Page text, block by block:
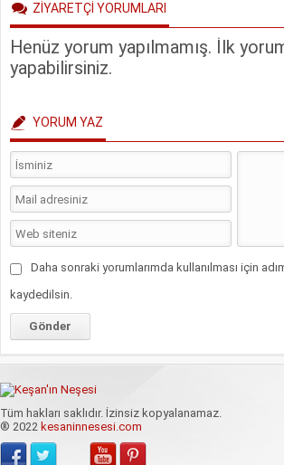
ZİYARETÇİ YORUMLARI
Henüz yorum yapılmamış. İlk
yapabilirsiniz.
YORUM YAZ
Daha sonraki yorumlarımda kullanılması için
kaydedilsin.
Tüm hakları saklıdır. İzinsiz kopyalanamaz.
® 2022 kesaninnesesi.com